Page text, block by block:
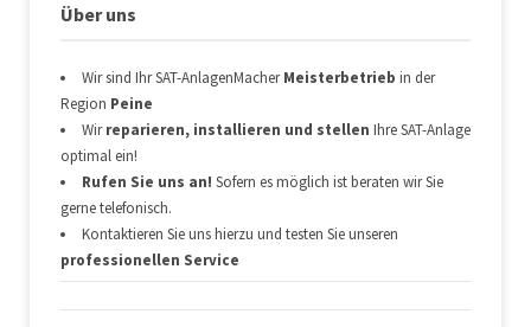
Über uns
Wir sind Ihr SAT-AnlagenMacherMeisterbetrieb in der
Region Peine
Wirreparieren, installieren und stellen Ihre SAT-Anlage
optimal ein!
Rufen Sie uns an! Sofern es möglich ist beraten wir Sie
gerne telefonisch.
Kontaktieren Sie uns hierzu und testen Sie unseren
professionellen Service